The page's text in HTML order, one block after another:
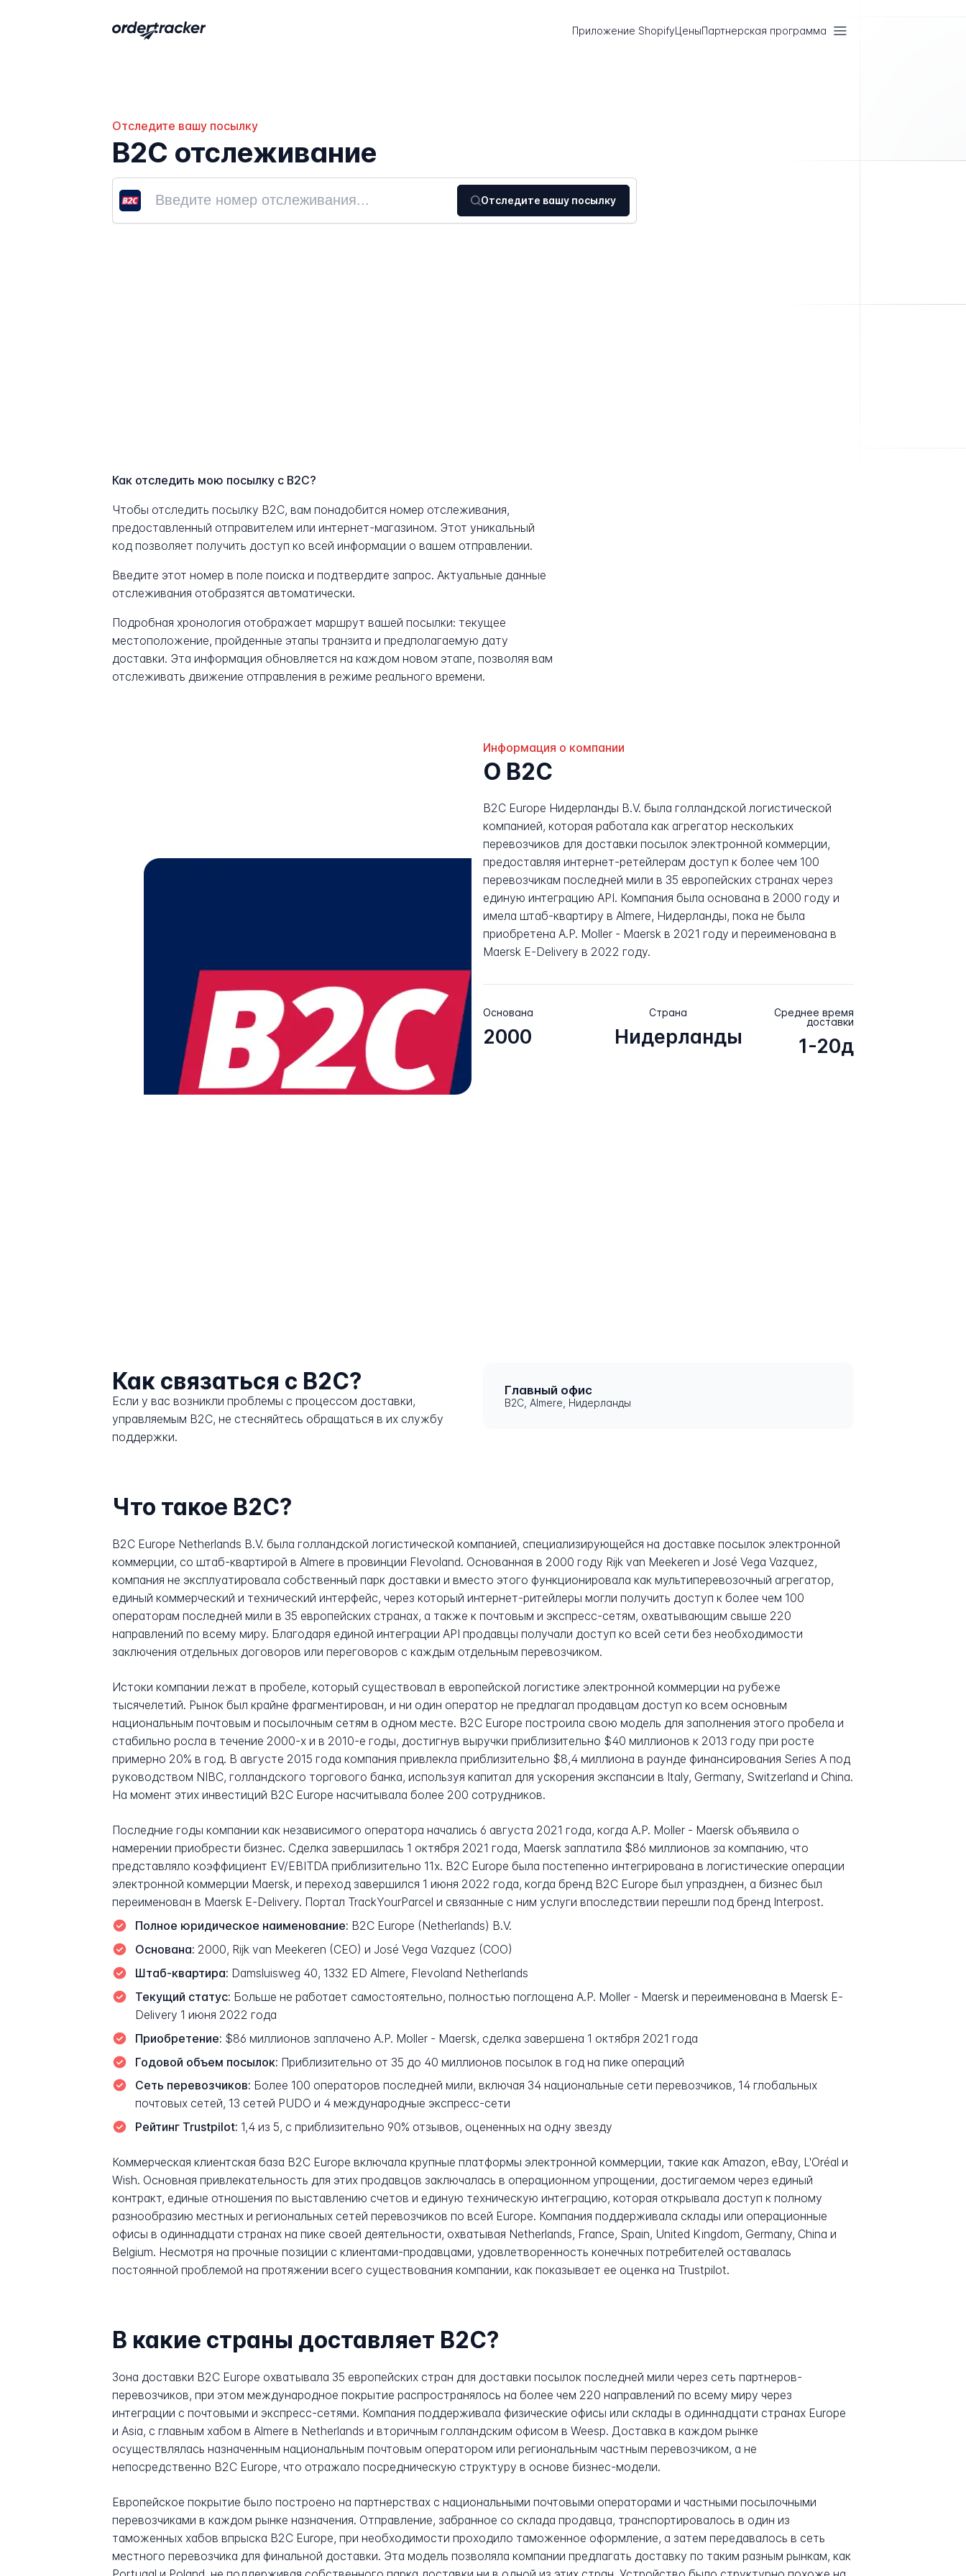
Приложение ShopifyЦеныПартнерская программа
Отследите вашу посылку
B2C отслеживание
Отследите вашу посылку
Как отследить мою посылку с B2C?
Чтобы отследить посылку B2C, вам понадобится номер отслеживания,
предоставленный отправителем или интернет-магазином. Этот уникальный
код позволяет получить доступ ко всей информации о вашем отправлении.
Введите этот номер в поле поиска и подтвердите запрос. Актуальные данные
отслеживания отобразятся автоматически.
Подробная хронология отображает маршрут вашей посылки: текущее
местоположение, пройденные этапы транзита и предполагаемую дату
доставки. Эта информация обновляется на каждом новом этапе, позволяя вам
отслеживать движение отправления в режиме реального времени.
Информация о компании
О B2C
B2C Europe Нидерланды B.V. была голландской логистической
компанией, которая работала как агрегатор нескольких
перевозчиков для доставки посылок электронной коммерции,
предоставляя интернет-ретейлерам доступ к более чем 100
перевозчикам последней мили в 35 европейских странах через
единую интеграцию API. Компания была основана в 2000 году и
имела штаб-квартиру в Almere, Нидерланды, пока не была
приобретена A.P. Moller - Maersk в 2021 году и переименована в
Maersk E-Delivery в 2022 году.
Основана
2000
Страна
Нидерланды
Среднее время
доставки
1-20д
Как связаться с B2C?
Если у вас возникли проблемы с процессом доставки,
управляемым B2C, не стесняйтесь обращаться в их службу
поддержки.
Главный офис
B2C, Almere, Нидерланды
Что такое B2C?
B2C Europe Netherlands B.V. была голландской логистической компанией, специализирующейся на доставке посылок электронной
коммерции, со штаб-квартирой в Almere в провинции Flevoland. Основанная в 2000 году Rijk van Meekeren и José Vega Vazquez,
компания не эксплуатировала собственный парк доставки и вместо этого функционировала как мультиперевозочный агрегатор,
единый коммерческий и технический интерфейс, через который интернет-ритейлеры могли получить доступ к более чем 100
операторам последней мили в 35 европейских странах, а также к почтовым и экспресс-сетям, охватывающим свыше 220
направлений по всему миру. Благодаря единой интеграции API продавцы получали доступ ко всей сети без необходимости
заключения отдельных договоров или переговоров с каждым отдельным перевозчиком.
Истоки компании лежат в пробеле, который существовал в европейской логистике электронной коммерции на рубеже
тысячелетий. Рынок был крайне фрагментирован, и ни один оператор не предлагал продавцам доступ ко всем основным
национальным почтовым и посылочным сетям в одном месте. B2C Europe построила свою модель для заполнения этого пробела и
стабильно росла в течение 2000-х и в 2010-е годы, достигнув выручки приблизительно $40 миллионов к 2013 году при росте
примерно 20% в год. В августе 2015 года компания привлекла приблизительно $8,4 миллиона в раунде финансирования Series A под
руководством NIBC, голландского торгового банка, используя капитал для ускорения экспансии в Italy, Germany, Switzerland и China.
На момент этих инвестиций B2C Europe насчитывала более 200 сотрудников.
Последние годы компании как независимого оператора начались 6 августа 2021 года, когда A.P. Moller - Maersk объявила о
намерении приобрести бизнес. Сделка завершилась 1 октября 2021 года, Maersk заплатила $86 миллионов за компанию, что
представляло коэффициент EV/EBITDA приблизительно 11x. B2C Europe была постепенно интегрирована в логистические операции
электронной коммерции Maersk, и переход завершился 1 июня 2022 года, когда бренд B2C Europe был упразднен, а бизнес был
переименован в Maersk E-Delivery. Портал TrackYourParcel и связанные с ним услуги впоследствии перешли под бренд Interpost.
Полное юридическое наименование: B2C Europe (Netherlands) B.V.
Основана: 2000, Rijk van Meekeren (CEO) и José Vega Vazquez (COO)
Штаб-квартира: Damsluisweg 40, 1332 ED Almere, Flevoland Netherlands
Текущий статус: Больше не работает самостоятельно, полностью поглощена A.P. Moller - Maersk и переименована в Maersk E-
Delivery 1 июня 2022 года
Приобретение: $86 миллионов заплачено A.P. Moller - Maersk, сделка завершена 1 октября 2021 года
Годовой объем посылок: Приблизительно от 35 до 40 миллионов посылок в год на пике операций
Сеть перевозчиков: Более 100 операторов последней мили, включая 34 национальные сети перевозчиков, 14 глобальных
почтовых сетей, 13 сетей PUDO и 4 международные экспресс-сети
Рейтинг Trustpilot: 1,4 из 5, с приблизительно 90% отзывов, оцененных на одну звезду
Коммерческая клиентская база B2C Europe включала крупные платформы электронной коммерции, такие как Amazon, eBay, L'Oréal и
Wish. Основная привлекательность для этих продавцов заключалась в операционном упрощении, достигаемом через единый
контракт, единые отношения по выставлению счетов и единую техническую интеграцию, которая открывала доступ к полному
разнообразию местных и региональных сетей перевозчиков по всей Europe. Компания поддерживала склады или операционные
офисы в одиннадцати странах на пике своей деятельности, охватывая Netherlands, France, Spain, United Kingdom, Germany, China и
Belgium. Несмотря на прочные позиции с клиентами-продавцами, удовлетворенность конечных потребителей оставалась
постоянной проблемой на протяжении всего существования компании, как показывает ее оценка на Trustpilot.
В какие страны доставляет B2C?
Зона доставки B2C Europe охватывала 35 европейских стран для доставки посылок последней мили через сеть партнеров-
перевозчиков, при этом международное покрытие распространялось на более чем 220 направлений по всему миру через
интеграции с почтовыми и экспресс-сетями. Компания поддерживала физические офисы или склады в одиннадцати странах Europe
и Asia, с главным хабом в Almere в Netherlands и вторичным голландским офисом в Weesp. Доставка в каждом рынке
осуществлялась назначенным национальным почтовым оператором или региональным частным перевозчиком, а не
непосредственно B2C Europe, что отражало посредническую структуру в основе бизнес-модели.
Европейское покрытие было построено на партнерствах с национальными почтовыми операторами и частными посылочными
перевозчиками в каждом рынке назначения. Отправление, забранное со склада продавца, транспортировалось в один из
таможенных хабов впрыска B2C Europe, при необходимости проходило таможенное оформление, а затем передавалось в сеть
местного перевозчика для финальной доставки. Эта модель позволяла компании предлагать доставку по таким разным рынкам, как